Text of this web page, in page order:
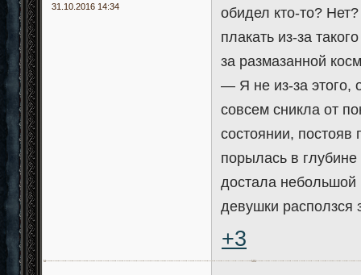
31.10.2016 14:34
обидел кто-то?
плакать из-за
за размазанной
— Я не из-за этого,
совсем сникла от
состоянии,
порылась в
достала небольшой
девушки расползся
+3